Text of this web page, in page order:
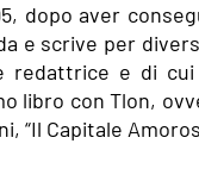
dopo aver
e scrive per
redattrice e di
libro con Tlon,
“Il Capitale